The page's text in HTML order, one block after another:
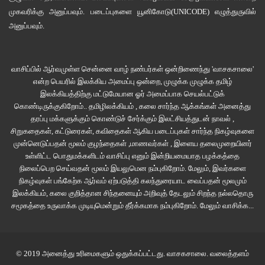
தனது காலனி பகுதியில் திறக்க இருக்கும் நியாயவிலை கடைக்கு “காலனி
நியாய விலை கடை” என பெயரிடுவார்கள். அதை பெயர்ப்பலகையில் எழுதிக்
வேண்டும் என்ற குணம், அவளுடைய போராட்ட குணத்திலிருந்து தெரிந்து
கொள்ளப்படுகிறது. பறையை தன்னுடன் எப்பொழுதுமே வைத்துக்
கொண்டிருக்கிறாள். அநியாயத்துக்கு எதிராக ஒலிக்கும் குரலாக பறை இசையை
வள்ளி கருதுகிறாள்.
பெண்களை காதல் என்று பெயரில் அவர்களின் உடலை மட்டும் பயன்படுத்திக்
கொண்டு அவர்களை தூக்கி எறிகின்ற மிருகங்கள் இன்னும் இந்த சமூகத்தில்
வாழ்ந்து கொண்டுதான் இருக்கிறார்கள். இதுபோன்ற மிருகங்களின் மூலமாக
பெண்கள் தங்களுடைய காதல் மீதும் அதனுடைய வலிமையின் மீதும்
இருக்ககூடிய நம்பிக்கையை இழந்து விடுகின்றார்கள்.
எதிர்க்கும் குரலாக இருந்தாலும், அடிப்படையில் அவர்கள் பெண்கள்தானே
முகவரிக்கு அனுப்பவும். படைப்புகளை யூனிகோடு(UNICODE)எழுத்துருவில்
அனுப்பவும்.
வாசிப்பில் ஆர்வமுள்ள சென்னை வாழ் நண்பர்கள் ஒன்றிணைந்து 'வாசகசாலை'
என்ற பெயரில் இலக்கிய அமைப்பு ஒன்றை, முழுக்க முழுக்க தமிழ்
இலக்கியத்திற்கு மட்டுமேயான ஓர் அமைப்பாக செயல்பட்டுக்
கொண்டிருக்குகிறோம்.. தமிழிலக்கியம் , கலை சார்ந்த ஆக்கங்கள் அனைத்து
தரப்பு மக்களுக்கும் கொண்டுச் சேர்க்கும் இலட்சியத்துடன் நாவல் ,
சிறுகதைகள், கட்டுரைகள், கவிதைகள் ஆகிய படைப்புகள் சார்ந்த நிகழ்வுகளை
முன்னெடுப்பதன் மூலம் குழந்தைகள் ,மாணவர்கள் , இளைய தலைமுறையினர்
உள்ளிட்ட பொதுமக்களிடம் வாசிப்பு எனும் இன்றியமையாத பழக்கத்தை
நிலைப்பெற செய்வதன் மூலம் இயலுமென நம்புகிறோம். மேலும், இவர்களை
நிகழ்வுகள் பங்கேற்க ஆர்வம் ஏற்படுத்தி கலந்துரையாட வைப்பதன் மூலமும்
இலக்கியம், கலை குறித்தான சிந்தனையும் அறிவுத் தேடலும் சிறந்த நல்லதொரு
சமூகத்தை உருவாக்க முடியுமென்றும் தீர்க்கமாக நம்புகிறோம். மேலும் வாசிக்க...
© 2019 அனைத்து உரிமைகளும் ஒதுக்கப்பட்டது. வாசகசாலை . வலைத்தளம்